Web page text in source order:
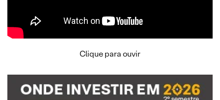
Clique para ouvir